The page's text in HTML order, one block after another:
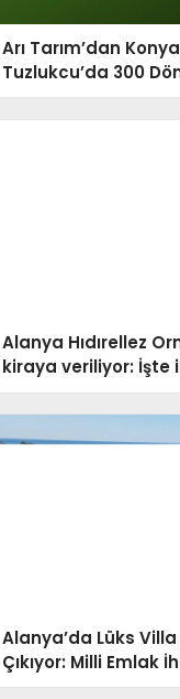
Arı Tarım’dan Konya
Tuzlukcu’da 300
Jeotermal Sera
Alanya Hıdırellez
kiraya veriliyor: İşte
detayları
Alanya’da Lüks Villa
Çıkıyor: Milli Emlak
Duyurdu